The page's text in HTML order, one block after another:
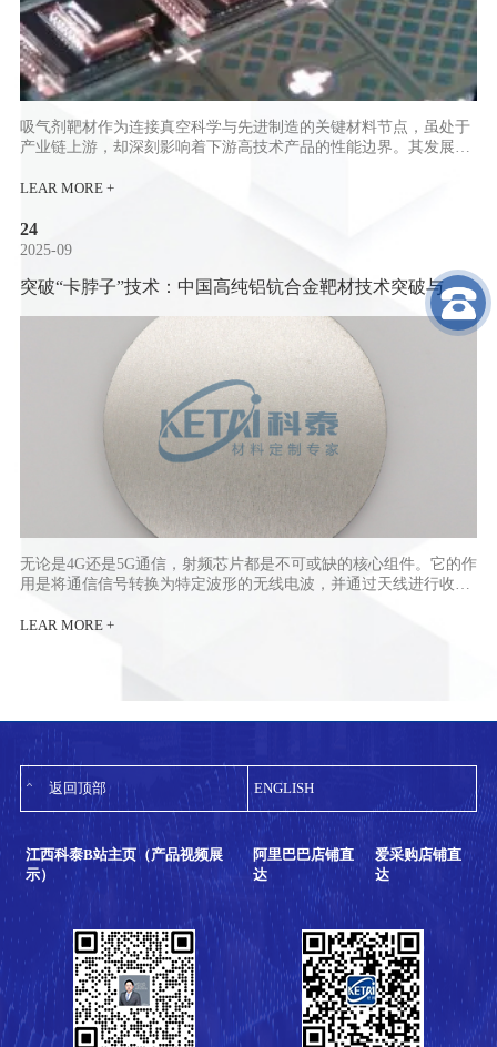
吸气剂靶材作为连接真空科学与先进制造的关键材料节点，虽处于
产业链上游，却深刻影响着下游高技术产品的性能边界。其发展不
膜工艺等多学科知识体系。随着集成电路、量子信息、商业航天等
LEAR MORE +
24
2025-09
突破“卡脖子”技术：​中国高纯铝钪合金靶材技术突破与供
无论是4G还是5G通信，射频芯片都是不可或缺的核心组件。它的作
用是将通信信号转换为特定波形的无线电波，并通过天线进行收
放大器（LNA）、天线开关、滤波器以及双工器等。其中，滤波器
LEAR MORE +
返回顶部 ENGLISH
江西科泰B站主页（产品视频展
示）
阿里巴巴店铺直
达
爱采购店铺直
达